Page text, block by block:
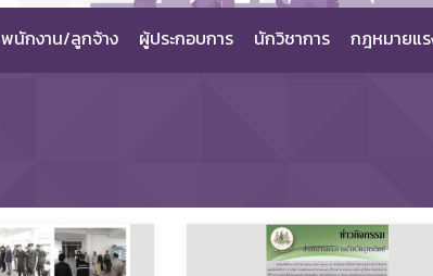
พนักงาน/ลูกจ้าง ผู้ประกอบการ นักวิชาการ กฎหมายแร